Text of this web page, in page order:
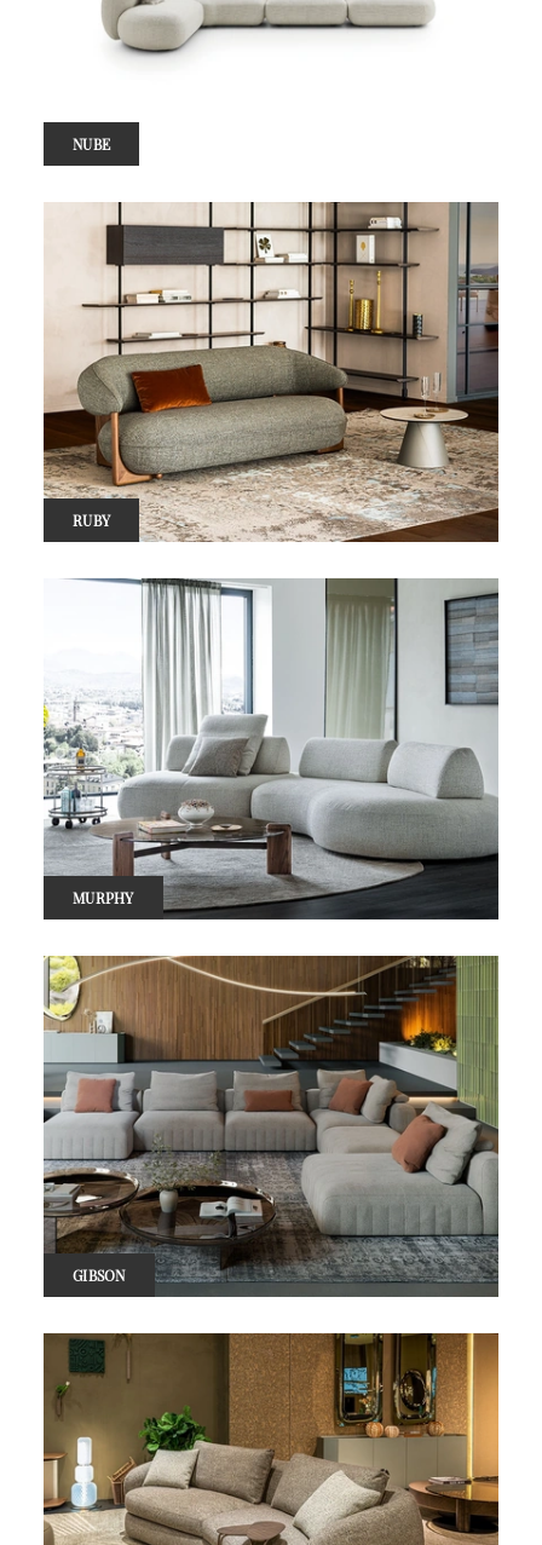
NUBE
RUBY
MURPHY
GIBSON